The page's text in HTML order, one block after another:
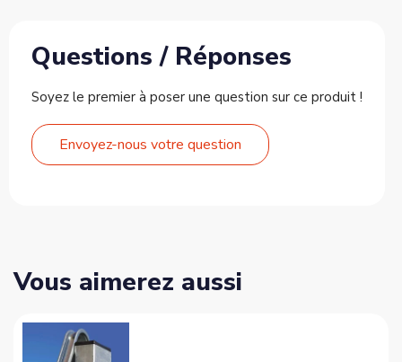
Questions / Réponses
Soyez le premier à poser une question sur ce produit !
Envoyez-nous votre question
Vous aimerez aussi